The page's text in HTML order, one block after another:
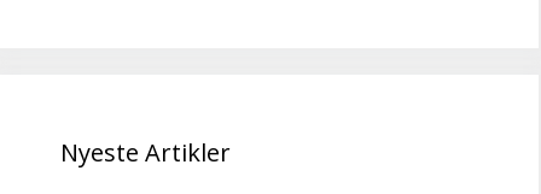
Nyeste Artikler